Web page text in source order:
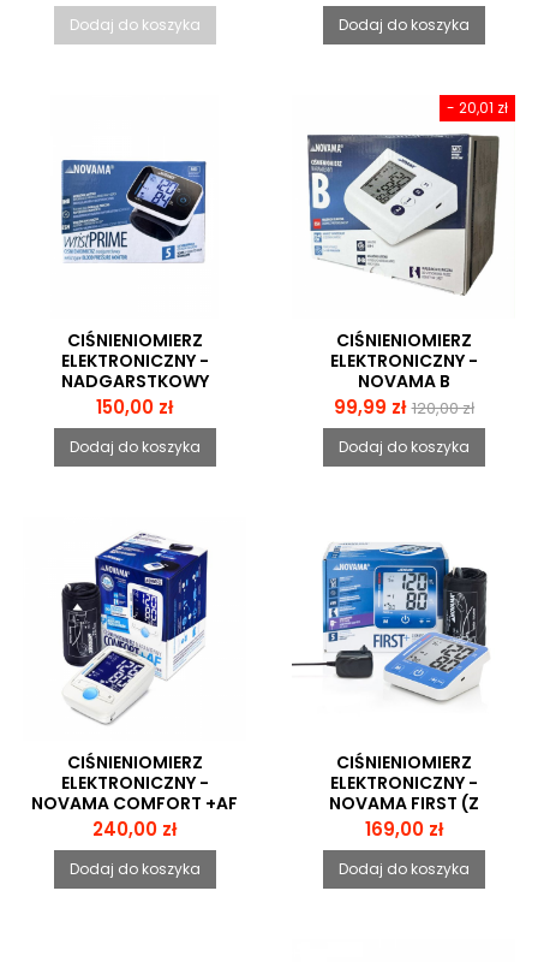
Dodaj do koszyka Dodaj do koszyka
CIŚNIENIOMIERZ
ELEKTRONICZNY -
NADGARSTKOWY
WRISTPRIME
Cena
150,00 zł
Dodaj do koszyka
- 20,01 zł
CIŚNIENIOMIERZ
ELEKTRONICZNY -
NOVAMA B
Cena
99,99 zł Cena
podstawowa
120,00 zł
Dodaj do koszyka
CIŚNIENIOMIERZ
ELEKTRONICZNY -
NOVAMA COMFORT +AF
Cena
240,00 zł
Dodaj do koszyka
CIŚNIENIOMIERZ
ELEKTRONICZNY -
NOVAMA FIRST (Z
ZASILACZEM)
Cena
169,00 zł
Dodaj do koszyka